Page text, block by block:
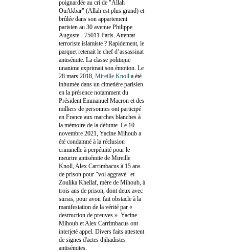
poignardée au cri de "Allah
OuAkbar" (Allah est plus grand) et
brûlée dans son appartement
parisien au 30 avenue Philippe
Auguste - 75011 Paris. Attentat
terroriste islamiste ? Rapidement, le
parquet retenait le chef d’assassinat
antisémite. La classe politique
unanime exprimait son émotion. Le
28 mars 2018, Mireille Knoll a été
inhumée dans un cimetière parisien
en la présence notamment du
Président Emmanuel Macron et des
milliers de personnes ont participé
en France aux marches blanches à
la mémoire de la défunte. Le 10
novembre 2021, Yacine Mihoub a
été condamné à la réclusion
criminelle à perpétuité pour le
meurtre antisémite de Mireille
Knoll, Alex Carrimbacus à 15 ans
de prison pour "vol aggravé" et
Zoulika Khellaf, mère de Mihoub, à
trois ans de prison, dont deux avec
sursis, pour avoir fait obstacle à la
manifestation de la vérité par «
destruction de preuves ». Yacine
Mihoub et Alex Carrimbacus ont
interjeté appel. Divers faits attestent
de signes d'actes djihadistes
antisémites.